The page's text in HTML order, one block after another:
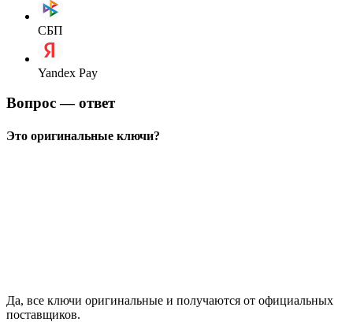
СБП
Yandex Pay
Вопрос — ответ
Это оригинальные ключи?
Да, все ключи оригинальные и получаются от официальных
поставщиков.